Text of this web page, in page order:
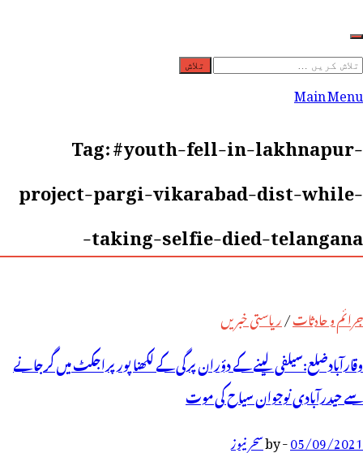
تلاش
کریں
Main Menu
Tag:#youth-fell-in-lakhnapur-
project-pargi-vikarabad-dist-while-
taking-selfie-died-telangana-
جرائم و حادثات/ریاستی خبریں
وقارآبادضلع:سیلفی لینے کے دؤران پرگی کے لکھنا پور پراجکٹ میں گرجانے
سے حیدرآبادی نوجوان سیاح کی موت
05/09/2021
-
byسحر نیوز